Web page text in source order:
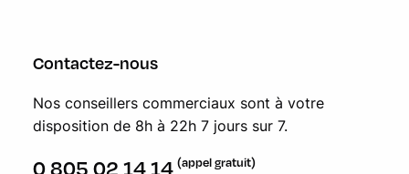
Contactez-nous
Nos conseillers commerciaux sont à votre
disposition de 8h à 22h 7 jours sur 7.
0 805 02 14 14 (appel gratuit)